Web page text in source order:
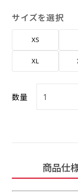
サイズを選択
XS
XL
数量
商品仕
デザインの色
魔になりにく
ールが必要で
台座タイプ・
います。レジ
店内用です。
魔になりにく
ールが必要で
台座タイプ・
います。レジ